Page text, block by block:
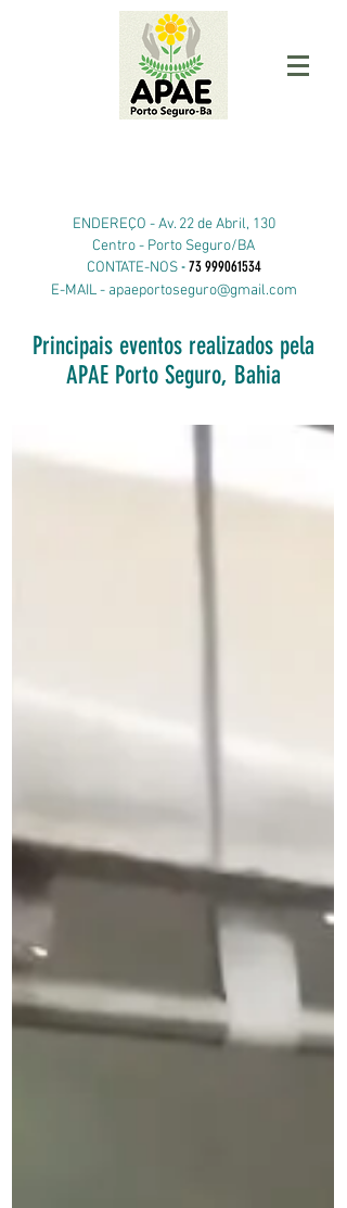
ENDEREÇO -Av. 22 de Abril, 130
Centro - Porto Seguro/BA
CONTATE-NOS- 73 999061534
E-MAIL - apaeportoseguro@gmail.com
Principais eventos realizados pela
APAE Porto Seguro, Bahia